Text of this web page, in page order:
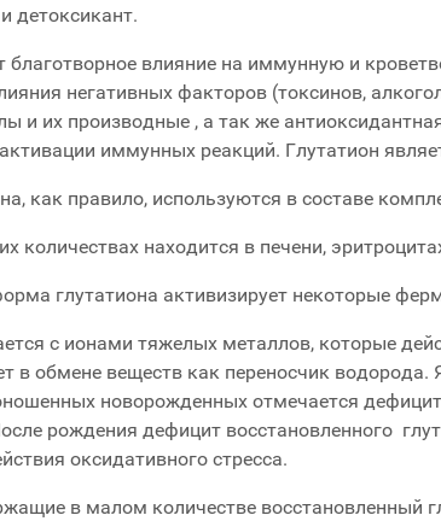
детоксикант.
благотворное влияние на иммунную и
негативных факторов (токсинов,
и их производные , а так же
иммунных реакций. Глутатион
как правило, используются в составе
количествах находится в печени,
глутатиона активизирует некоторые
с ионами тяжелых металлов, которые
в обмене веществ как переносчик
новорожденных отмечается
рождения дефицит восстановленного
оксидативного стресса.
в малом количестве восстановленный